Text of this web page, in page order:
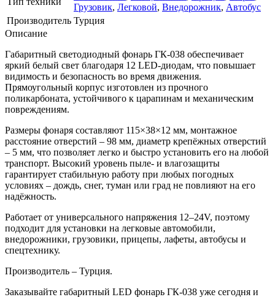
Грузовик, Легковой, Внедорожник, Автобус
Производитель Турция
Описание
Габаритный светодиодный фонарь ГК-038 обеспечивает
яркий белый свет благодаря 12 LED-диодам, что повышает
видимость и безопасность во время движения.
Прямоугольный корпус изготовлен из прочного
поликарбоната, устойчивого к царапинам и механическим
повреждениям.
Размеры фонаря составляют 115×38×12 мм, монтажное
расстояние отверстий – 98 мм, диаметр крепёжных отверстий
– 5 мм, что позволяет легко и быстро установить его на любой
транспорт. Высокий уровень пыле- и влагозащиты
гарантирует стабильную работу при любых погодных
условиях – дождь, снег, туман или град не повлияют на его
надёжность.
Работает от универсального напряжения 12–24V, поэтому
подходит для установки на легковые автомобили,
внедорожники, грузовики, прицепы, лафеты, автобусы и
спецтехнику.
Производитель – Турция.
Заказывайте габаритный LED фонарь ГК-038 уже сегодня и